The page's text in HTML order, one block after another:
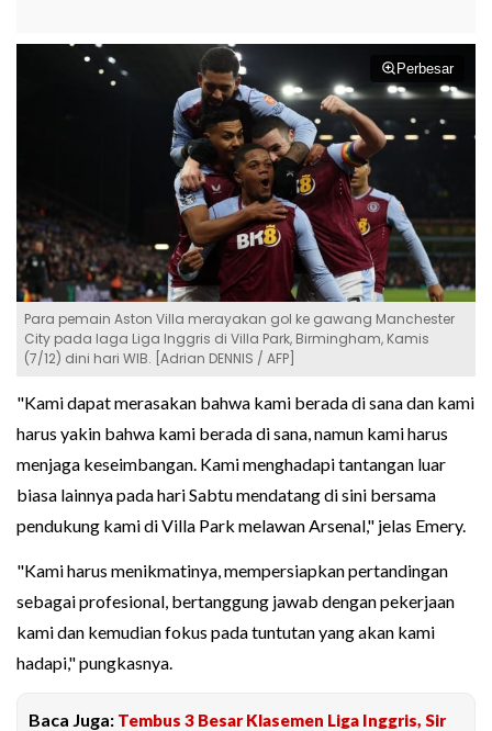
Perbesar
Para pemain Aston Villa merayakan gol ke gawang Manchester
City pada laga Liga Inggris di Villa Park, Birmingham, Kamis
(7/12) dini hari WIB. [Adrian DENNIS / AFP]
"Kami dapat merasakan bahwa kami berada di sana dan kami
harus yakin bahwa kami berada di sana, namun kami harus
menjaga keseimbangan. Kami menghadapi tantangan luar
biasa lainnya pada hari Sabtu mendatang di sini bersama
pendukung kami di Villa Park melawan Arsenal," jelas Emery.
"Kami harus menikmatinya, mempersiapkan pertandingan
sebagai profesional, bertanggung jawab dengan pekerjaan
kami dan kemudian fokus pada tuntutan yang akan kami
hadapi," pungkasnya.
Baca Juga: Tembus 3 Besar Klasemen Liga Inggris, Sir